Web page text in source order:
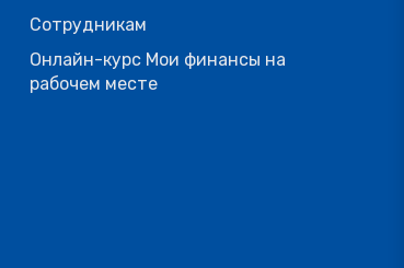
Сотрудникам
Онлайн-курс Мои финансы на
рабочем месте